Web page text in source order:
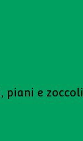
piani e zoccoli